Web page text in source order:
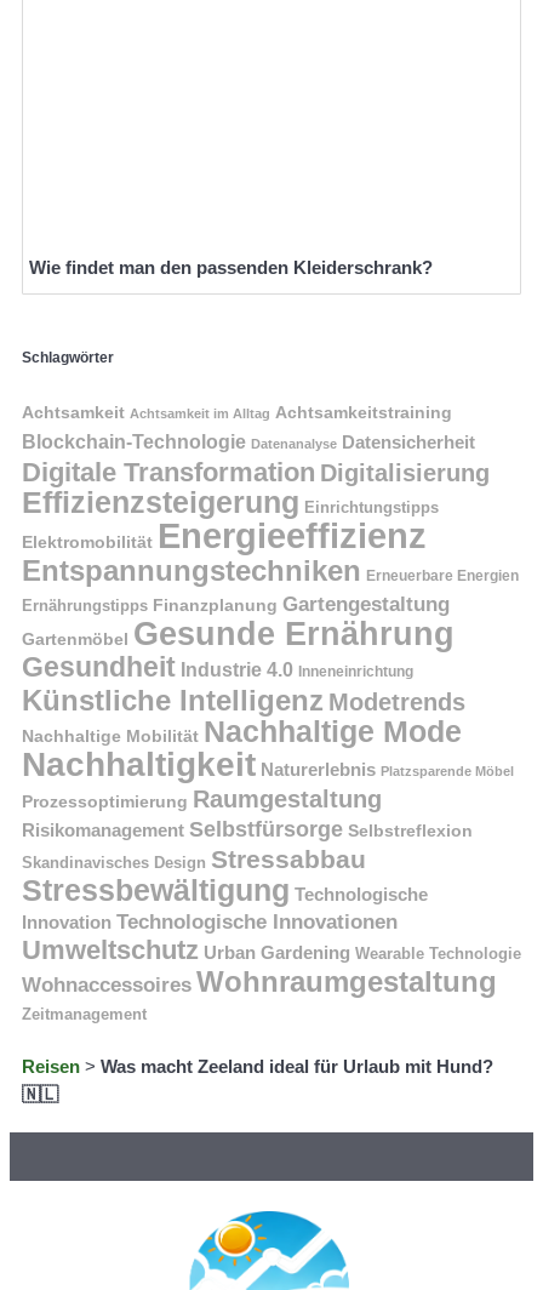
Wie findet man den passenden Kleiderschrank?
Schlagwörter
Achtsamkeit Achtsamkeit im Alltag Achtsamkeitstraining
Blockchain-Technologie Datenanalyse Datensicherheit
Digitale Transformation Digitalisierung
Effizienzsteigerung Einrichtungstipps
Elektromobilität Energieeffizienz
Entspannungstechniken Erneuerbare Energien
Ernährungstipps Finanzplanung Gartengestaltung
Gartenmöbel Gesunde Ernährung
Gesundheit Industrie 4.0 Inneneinrichtung
Künstliche Intelligenz Modetrends
Nachhaltige Mobilität Nachhaltige Mode
Nachhaltigkeit Naturerlebnis Platzsparende Möbel
Prozessoptimierung Raumgestaltung
Risikomanagement Selbstfürsorge Selbstreflexion
Skandinavisches Design Stressabbau
Stressbewältigung Technologische
Innovation Technologische Innovationen
Umweltschutz Urban Gardening Wearable Technologie
Wohnaccessoires Wohnraumgestaltung
Zeitmanagement
Reisen > Was macht Zeeland ideal für Urlaub mit Hund?
🇳🇱